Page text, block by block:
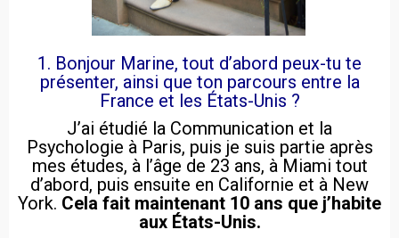
1. Bonjour Marine, tout d’abord peux-tu te
présenter, ainsi que ton parcours entre la
France et les États-Unis ?
J’ai étudié la Communication et la
Psychologie à Paris, puis je suis partie après
mes études, à l’âge de 23 ans, à Miami tout
d’abord, puis ensuite en Californie et à New
York. Cela fait maintenant 10 ans que j’habite
aux États-Unis.